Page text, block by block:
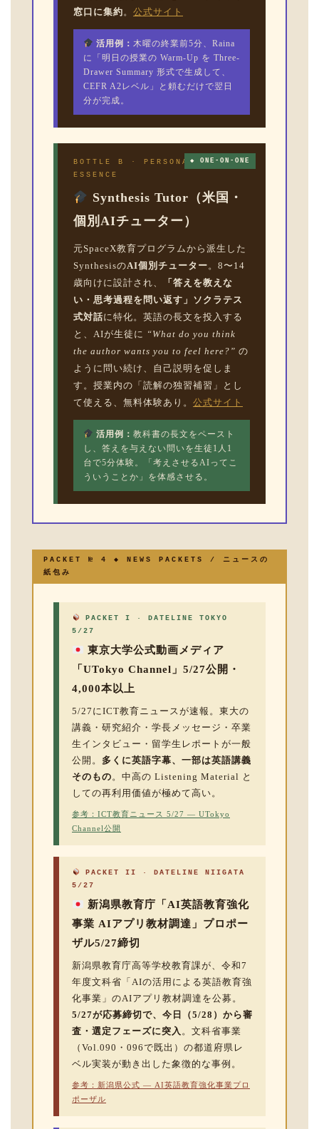
窓口に集約。 公式サイト
活用例： 木曜の終業前5分、Raina
に「明日の授業の Warm-Up を Three-
Drawer Summary 形式で生成して、
CEFR A2レベル」と頼むだけで翌日
分が完成。
◆ ONE-ON-ONE
BOTTLE B · PERSONAL-TUTOR
ESSENCE
Synthesis Tutor（米国・
個別AIチューター）
元SpaceX教育プログラムから派生した
SynthesisのAI個別チューター。8〜14
歳向けに設計され、
「答えを教えな
い・思考過程を問い返す」ソクラテス
式対話に特化。英語の長文を投入する
と、AIが生徒に “What do you think
the author wants you to feel here?” の
ように問い続け、自己説明を促しま
す。授業内の「読解の独習補習」とし
て使える、無料体験あり。 公式サイト
活用例： 教科書の長文をペースト
し、答えを与えない問いを生徒1人1
台で5分体験。「考えさせるAIってこ
ういうことか」を体感させる。
PACKET № 4 ◆ NEWS PACKETS / ニュースの
紙包み
PACKET I · DATELINE TOKYO
5/27
東京大学公式動画メディア
「UTokyo Channel」5/27公開・
4,000本以上
5/27にICT教育ニュースが速報。東大の
講義・研究紹介・学長メッセージ・卒業
生インタビュー・留学生レポートが一般
公開。 多くに英語字幕、一部は英語講義
そのもの。中高の Listening Material と
しての再利用価値が極めて高い。
参考：ICT教育ニュース 5/27 — UTokyo
Channel公開
PACKET II · DATELINE NIIGATA
5/27
新潟県教育庁「AI英語教育強化
事業 AIアプリ教材調達」プロポー
ザル5/27締切
新潟県教育庁高等学校教育課が、令和7
年度文科省「AIの活用による英語教育強
化事業」のAIアプリ教材調達を公募。
5/27が応募締切で、今日（5/28）から審
査・選定フェーズに突入 。文科省事業
（Vol.090・096で既出）の都道府県レ
ベル実装が動き出した象徴的な事例。
参考：新潟県公式 — AI英語教育強化事業プロ
ポーザル